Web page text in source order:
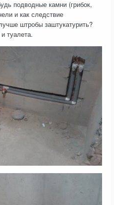
подводные камни (грибок,
и как следствие
штробы заштукатурить?
туалета.